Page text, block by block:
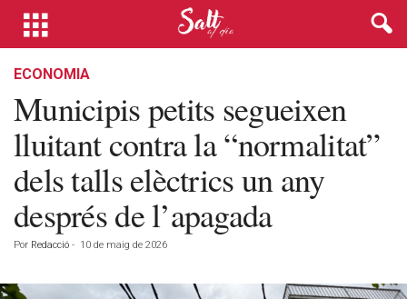
ECONOMIA
Municipis petits segueixen
lluitant contra la “normalitat”
dels talls elèctrics un any
després de l’apagada
Por Redacció - 10 de maig de 2026